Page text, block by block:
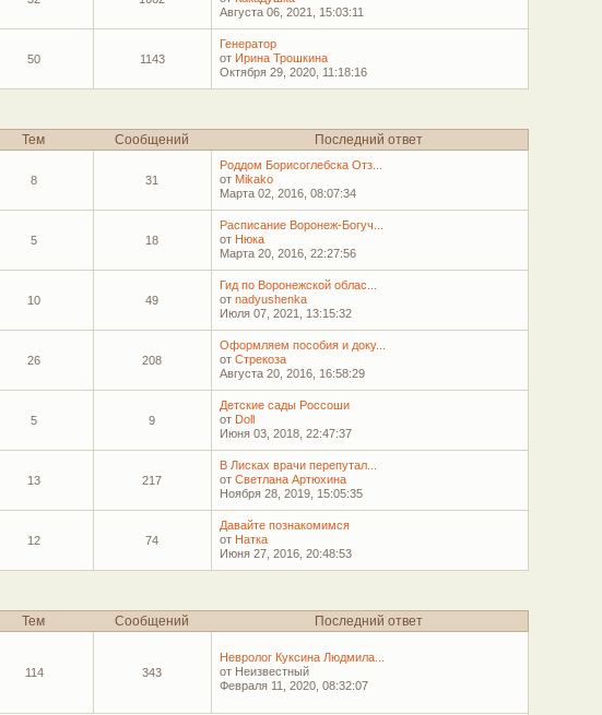
Августа 06, 2021, 15:03:11
50 1143
Генератор
от Ирина Трошкина
Октября 29, 2020, 11:18:16
Тем Сообщений
Последний ответ
8 31
Роддом Борисоглебска Отз...
от Mikako
Марта 02, 2016, 08:07:34
5 18
Расписание Воронеж-Богуч...
от Нюка
Марта 20, 2016, 22:27:56
10 49
Гид по Воронежской облас...
отnadyushenka
Июля 07, 2021, 13:15:32
26 208
Оформляем пособия и доку...
отСтрекоза
Августа 20, 2016, 16:58:29
5 9
Детские сады Россоши
от Doll
Июня 03, 2018, 22:47:37
13 217
В Лисках врачи перепутал...
отСветлана Артюхина
Ноября 28, 2019, 15:05:35
12 74
Давайте познакомимся
от Натка
Июня 27, 2016, 20:48:53
Тем Сообщений
Последний ответ
114 343
Невролог Куксина Людмила...
от Неизвестный
Февраля 11, 2020, 08:32:07